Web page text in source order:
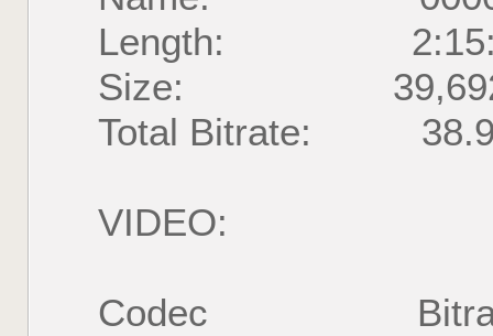
Length:
Size:
Total Bitrate:
VIDEO:
Codec